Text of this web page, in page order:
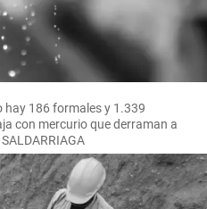
hay 186 formales y 1.339
con mercurio que derraman a